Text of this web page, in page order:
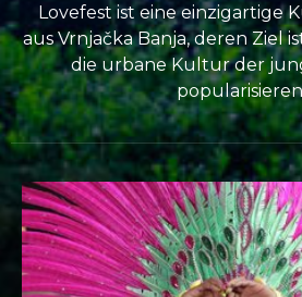
Lovefest ist eine einzigartige
aus Vrnjačka Banja, deren Ziel
die urbane Kultur der